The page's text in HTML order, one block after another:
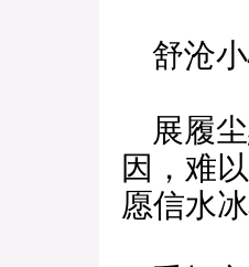
舒沧小
展履尘
因，难
愿信水